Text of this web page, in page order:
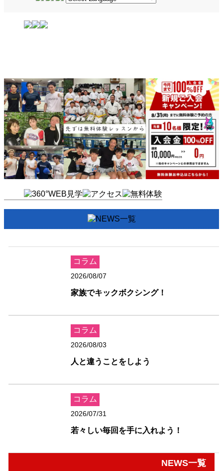
コラム
2026/08/07
家族でキックボクシング！
コラム
2026/08/03
人と違うことをしよう
コラム
2026/07/31
若々しい毎回を手に入れよう！
NEWS一覧